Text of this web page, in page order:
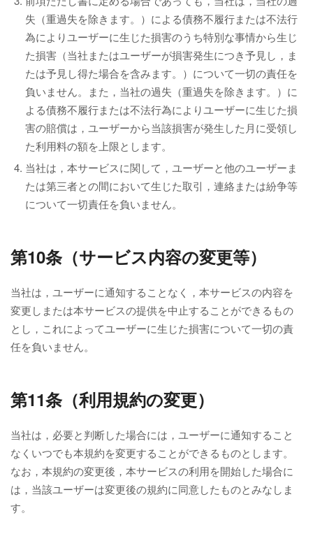
失（重過失を除きます。）による債務不履行または不法行
為によりユーザーに生じた損害のうち特別な事情から生じ
た損害（当社またはユーザーが損害発生につき予見し，ま
たは予見し得た場合を含みます。）について一切の責任を
負いません。また，当社の過失（重過失を除きます。）に
よる債務不履行または不法行為によりユーザーに生じた損
害の賠償は，ユーザーから当該損害が発生した月に受領し
た利用料の額を上限とします。
当社は，本サービスに関して，ユーザーと他のユーザーま
たは第三者との間において生じた取引，連絡または紛争等
について一切責任を負いません。
第10条（サービス内容の変更等）
当社は，ユーザーに通知することなく，本サービスの内容を
変更しまたは本サービスの提供を中止することができるもの
とし，これによってユーザーに生じた損害について一切の責
任を負いません。
第11条（利用規約の変更）
当社は，必要と判断した場合には，ユーザーに通知すること
なくいつでも本規約を変更することができるものとします。
なお，本規約の変更後，本サービスの利用を開始した場合に
は，当該ユーザーは変更後の規約に同意したものとみなしま
す。